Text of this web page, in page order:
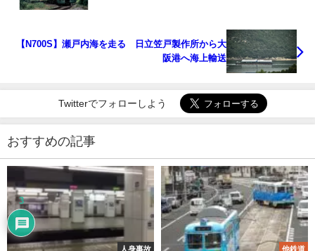
【N700S】瀬戸内海を走る 日立笠戸製作所から大
阪港へ海上輸送
Twitterでフォローしよう
おすすめの記事
人身事故 他鉄道
3